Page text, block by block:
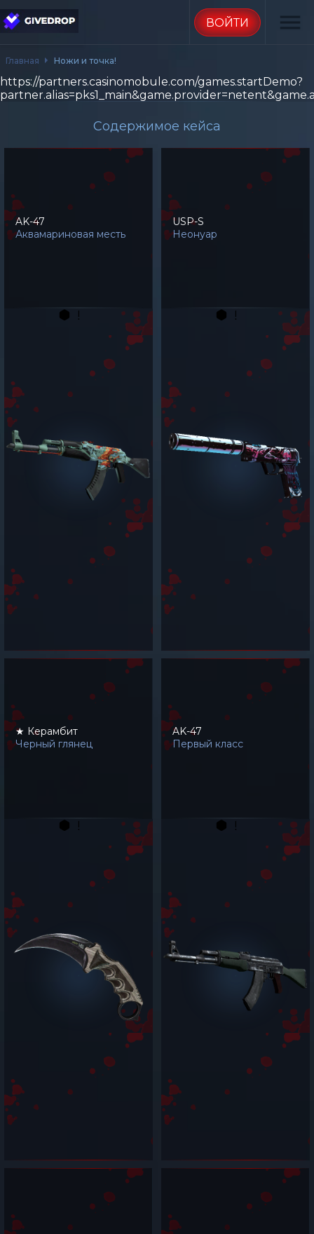
ВОЙТИ menu
Главная Ножи и точка!
https://partners.casinomobule.com/games.startDemo?
Содержимое кейса
AK-47
Аквамариновая месть
USP-S
Неонуар
★ Керамбит
Черный глянец
AK-47
Первый класс